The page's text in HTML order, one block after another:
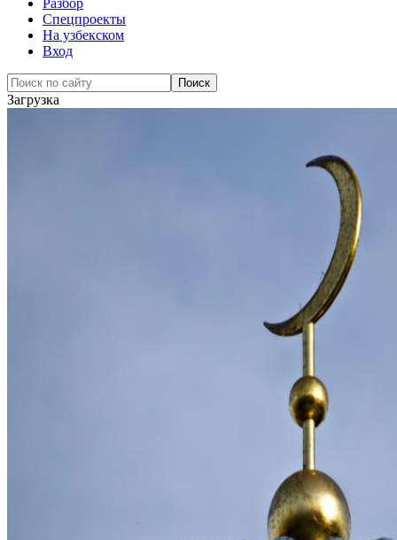
Разбор
Спецпроекты
На узбекском
Вход
Загрузка